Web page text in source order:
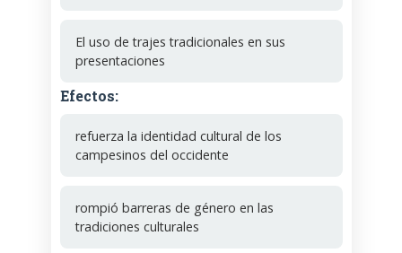
El uso de trajes tradicionales en sus
presentaciones
Efectos:
refuerza la identidad cultural de los
campesinos del occidente
rompió barreras de género en las
tradiciones culturales